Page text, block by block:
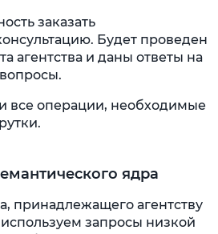
заказать
Будет проведен
агентства и даны ответы на
все операции, необходимые
ядра
принадлежащего агентству
запросы низкой